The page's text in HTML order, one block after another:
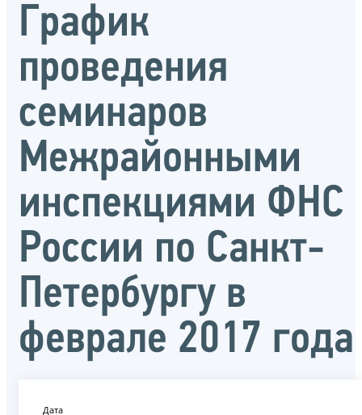
График
проведения
семинаров
Межрайонными
инспекциями ФНС
России по Санкт-
Петербургу в
феврале 2017 года
Дата